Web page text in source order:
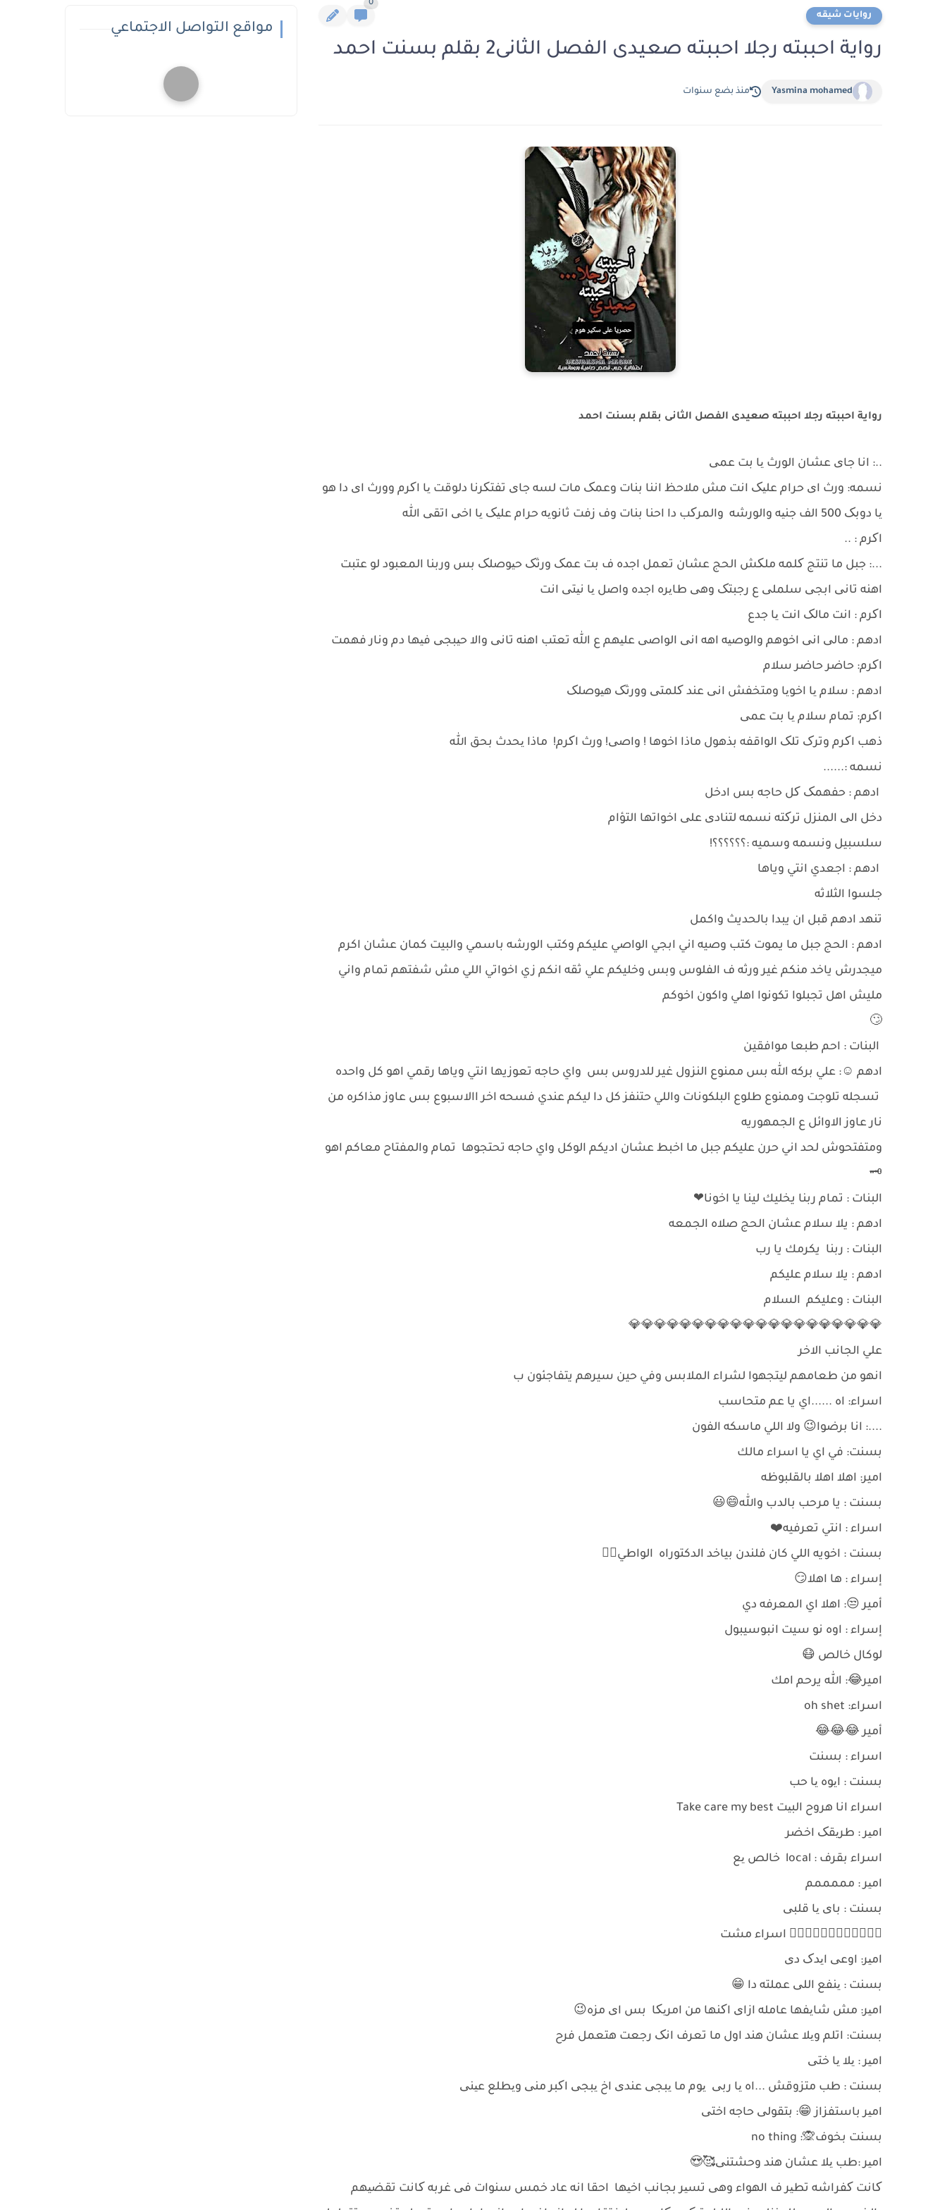
روايات شيقه
0
رواية احببته رجلا احببته صعيدى الفصل الثانى2 بقلم بسنت احمد
Yasmina mohamed منذ بضع سنوات
رواية احببته رجلا احببته صعيدى الفصل الثانى بقلم بسنت احمد
..: انا جای عشان الورث یا بت عمی
نسمه: ورث ای حرام علیک انت مش ملاحظ اننا بنات وعمک مات لسه جای تفتکرنا دلوقت یا اکرم وورث ای دا هو
یا دوبک 500 الف جنیه والورشه والمرکب دا احنا بنات وف زفت ثانویه حرام علیک یا اخی اتقی الله
اکرم : ..
...: جبل ما تنتج کلمه ملکش الحج عشان تعمل اجده ف بت عمک ورثک حیوصلک بس وربنا المعبود لو عتبت
اهنه تانی ابجی سلملی ع رجبتک وهی طایره اجده واصل یا نیتی انت
اکرم : انت مالک انت یا جدع
ادهم : مالی انی اخوهم والوصیه اهه انی الواصی علیهم ع الله تعتب اهنه تانی والا حیبجی فیها دم ونار فهمت
اکرم: حاضر حاضر سلام
ادهم : سلام یا اخویا ومتخفش انی عند کلمتی وورثک هیوصلک
اکرم: تمام سلام یا بت عمی
ذهب اکرم وترک تلک الواقفه بذهول ماذا اخوها ! واصی! ورث اکرم! ماذا یحدث بحق الله
نسمه :......
ادهم : حفهمک کل حاجه بس ادخل
دخل الی المنزل ترکته نسمه لتنادی علی اخواتها التؤام
سلسبيل ونسمه وسميه :؟؟؟؟؟؟!
ادهم : اجعدي انتي وياها
جلسوا الثلاثه
تنهد ادهم قبل ان يبدا بالحديث واكمل
ادهم : الحج جبل ما يموت كتب وصيه اني ابجي الواصي عليكم وكتب الورشه باسمي والبيت كمان عشان اكرم
ميجدرش ياخد منكم غير ورثه ف الفلوس وبس وخليكم علي ثقه انكم زي اخواتي اللي مش شفتهم تمام واني
مليش اهل تجبلوا تكونوا اهلي واكون اخوكم
🙄
البنات : احم طبعا موافقين
ادهم ☺: علي بركه الله بس ممنوع النزول غير للدروس بس واي حاجه تعوزيها انتي وياها رقمي اهو كل واحده
تسجله تلوجت وممنوع طلوع البلكونات واللي حتنفز كل دا ليكم عندي فسحه اخر االاسبوع بس عاوز مذاكره من
نار عاوز الاوائل ع الجمهوريه
ومتفتحوش لحد اني حرن عليكم جبل ما اخبط عشان اديكم الوكل واي حاجه تحتجوها تمام والمفتاح معاكم اهو
🗝
البنات : تمام ربنا يخليك لينا يا اخونا❤
ادهم : يلا سلام عشان الحج صلاه الجمعه
البنات : ربنا يكرمك يا رب
ادهم : يلا سلام عليكم
البنات : وعليكم السلام
💎💎💎💎💎💎💎💎💎💎💎💎💎💎💎💎💎💎💎💎
علي الجانب الاخر
انهو من طعامهم ليتجهوا لشراء الملابس وفي حين سيرهم يتفاجئون ب
اسراء: اه ......اي يا عم متحاسب
....: انا برضوا😉 ولا اللي ماسكه الفون
بسنت: في اي يا اسراء مالك
امير: اهلا اهلا بالقلبوظه
بسنت : يا مرحب بالدب والله😄😃
اسراء : انتي تعرفيه❤️
بسنت : اخويه اللي كان فلندن بياخد الدكتوراه الواطي☝🏻
إسراء : ها اهلا😏
أمير 😒: اهلا اي المعرفه دي
إسراء : اوه نو سيت انبوسيبول
لوكال خالص 😷
امير😂: الله يرحم امك
اسراء: oh shet
أمير 😂😂😂
اسراء : بسنت
بسنت : ایوه یا حب
اسراء انا هروح البیت Take care my best
امیر : طریقک اخضر
اسراء بقرف : local خالص یع
امیر : مممممم
بسنت : بای یا قلبی
🚶🏻‍♀🚶🏻‍♀🚶🏻‍♀🚶🏻‍♀ اسراء مشت
امیر: اوعی ایدک دی
بسنت : ینفع اللی عملته دا 😁
امیر: مش شایفها عامله ازای اکنها من امریکا بس ای مزه😉
بسنت: اتلم ویلا عشان هند اول ما تعرف انک رجعت هتعمل فرح
امیر : یلا یا ختی
بسنت : طب متزوقش ...اه یا ربی یوم ما یبجی عندی اخ یبجی اکبر منی ویطلع عینی
امیر باستفزاز 😁: بتقولی حاجه اختی
بسنت بخوف🙊: no thing
امیر :طب یلا عشان هند وحشتنی🥰😍
کانت کفراشه تطیر ف الهواء وهی تسیر بجانب اخیها احقا انه عاد خمس سنوات فی غربه کانت تقضیهم
مواقع التواصل الاجتماعي